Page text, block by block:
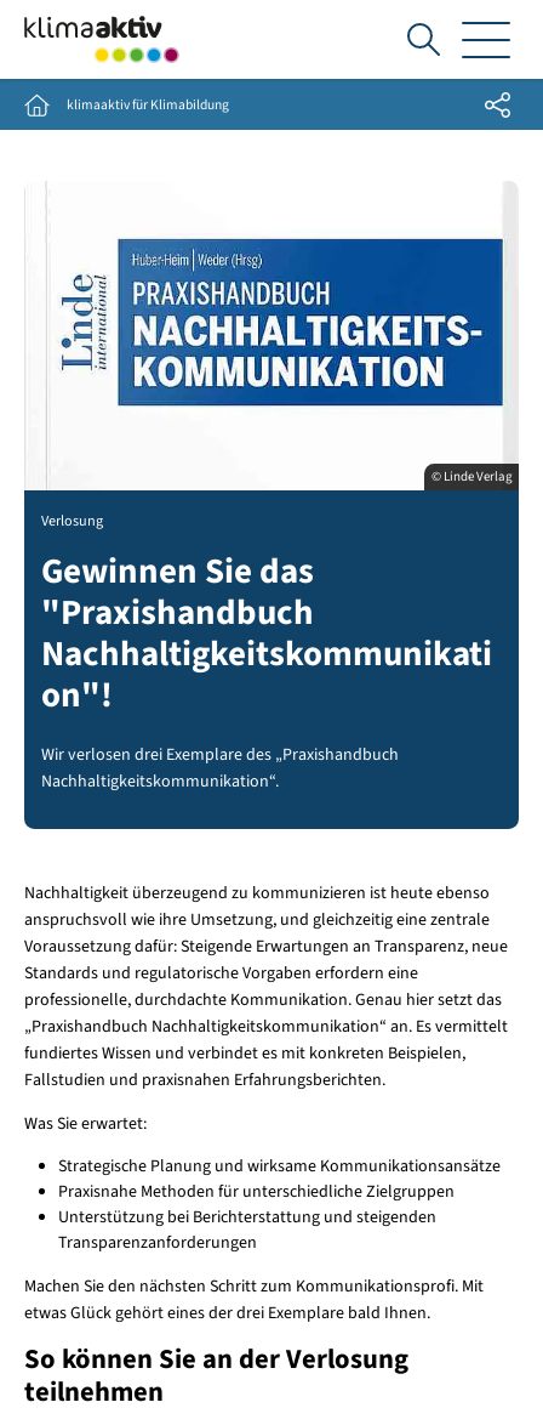
Ich
suche...
Home klimaaktiv für Klimabildung Share
© Linde Verlag
Verlosung
Gewinnen Sie das
"Praxishandbuch
Nachhaltigkeitskommunikati
on"!
Wir verlosen drei Exemplare des „Praxishandbuch
Nachhaltigkeitskommunikation“.
Nachhaltigkeit überzeugend zu kommunizieren ist heute ebenso
anspruchsvoll wie ihre Umsetzung, und gleichzeitig eine zentrale
Voraussetzung dafür: Steigende Erwartungen an Transparenz, neue
Standards und regulatorische Vorgaben erfordern eine
professionelle, durchdachte Kommunikation. Genau hier setzt das
„Praxishandbuch Nachhaltigkeitskommunikation“ an. Es vermittelt
fundiertes Wissen und verbindet es mit konkreten Beispielen,
Fallstudien und praxisnahen Erfahrungsberichten.
Was Sie erwartet:
Strategische Planung und wirksame Kommunikationsansätze
Praxisnahe Methoden für unterschiedliche Zielgruppen
Unterstützung bei Berichterstattung und steigenden
Transparenzanforderungen
Machen Sie den nächsten Schritt zum Kommunikationsprofi. Mit
etwas Glück gehört eines der drei Exemplare bald Ihnen.
So können Sie an der Verlosung
teilnehmen